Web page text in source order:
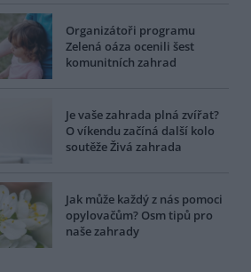
Organizátoři programu
Zelená oáza ocenili šest
komunitních zahrad
Je vaše zahrada plná zvířat?
O víkendu začíná další kolo
soutěže Živá zahrada
Jak může každý z nás pomoci
opylovačům? Osm tipů pro
naše zahrady